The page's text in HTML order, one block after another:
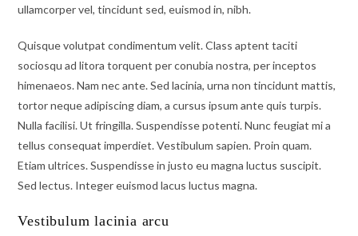
ullamcorper vel, tincidunt sed, euismod in, nibh.
Quisque volutpat condimentum velit. Class aptent taciti
sociosqu ad litora torquent per conubia nostra, per inceptos
himenaeos. Nam nec ante. Sed lacinia, urna non tincidunt mattis,
tortor neque adipiscing diam, a cursus ipsum ante quis turpis.
Nulla facilisi. Ut fringilla. Suspendisse potenti. Nunc feugiat mi a
tellus consequat imperdiet. Vestibulum sapien. Proin quam.
Etiam ultrices. Suspendisse in justo eu magna luctus suscipit.
Sed lectus. Integer euismod lacus luctus magna.
Vestibulum lacinia arcu